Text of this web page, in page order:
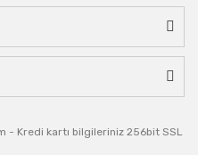
Kredi kartı bilgileriniz 256bit SSL